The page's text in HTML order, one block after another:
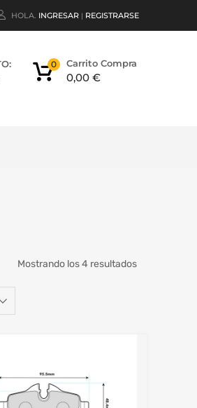
HOLA. INGRESAR | REGISTRARSE
Carrito Compra
0,00 €
0
Mostrando los 4 resultados